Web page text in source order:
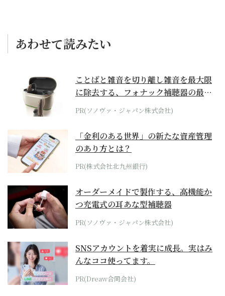
あわせて読みたい
ことばと雑音を切り離し雑音を最大限
に除去する、フォナック補聴器の最上
位モデル
PR(ソノヴァ・ジャパン株式会社)
「金利のある世界」の新たな資産管理
のあり方とは？
PR(株式会社北九州銀行)
オーダーメイドで製作する、高機能か
つ充電式の耳あな型補聴器
PR(ソノヴァ・ジャパン株式会社)
SNSアカウントを着実に成長。実はみ
んなココ使ってます。
PR(Dreaw合同会社)